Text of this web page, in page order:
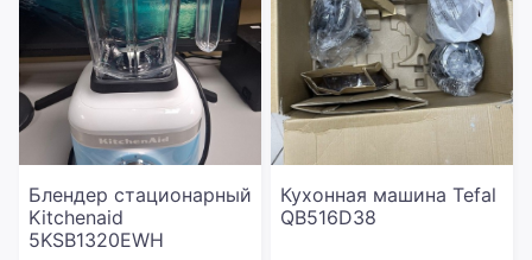
Блендер стационарный
Kitchenaid
5KSB1320EWH
Кухонная машина Tefal
QB516D38